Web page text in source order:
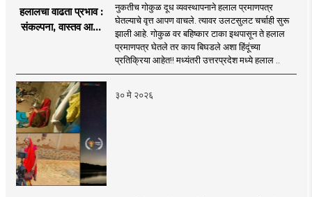
हलालचा वाढता प्रभाव :
संकल्पना, वास्तव आणि
नुकतीच गोकुळ दूध व्यवस्थापनाने हलाल प्रमाणपत्र
घेतल्याचे वृत्त आपण वाचले. त्यावर उलटसुलट चर्चाही सुरू
झाली आहे. गोकुळ वर बहिष्कार टाका इथपासून ते हलाल
प्रमाणपत्र घेतले तर काय बिघडले अशा हिंदूंच्या
प्रतिक्रिया आहेत!! मध्यंतरी उत्तरप्रदेश मध्ये हलाल ..
३० मे २०२६